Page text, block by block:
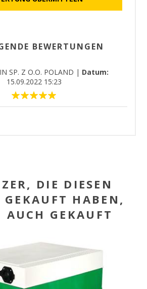
BEWERTUNGEN
SP. Z O.O. POLAND | Datum:
15.09.2022 15:23
DIE DIESEN
HABEN,
AUCH GEKAUFT